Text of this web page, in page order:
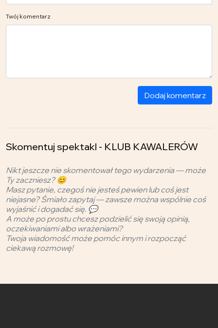
Twój komentarz
Dodaj komentarz
Skomentuj spektakl - KLUB KAWALERÓW
Nikt jeszcze nie skomentował tego wydarzenia — może
Ty zaczniesz? 😊
Masz pytanie, czegoś nie jesteś pewien lub coś jest
niejasne? Śmiało zapytaj — zawsze można wspólnie coś
wyjaśnić i dogadać się. 💬
A może po prostu chcesz podzielić się swoją opinią,
oczekiwaniami albo wrażeniami?
Twoja wiadomość może pomóc innym i rozpocząć
ciekawą rozmowę!